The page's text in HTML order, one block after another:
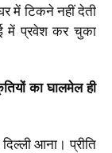
में टिकने नहीं देती
में प्रवेश कर चुका
का घालमेल ही
आना। प्रीति